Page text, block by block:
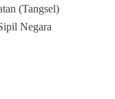
(Tangsel)
Negara